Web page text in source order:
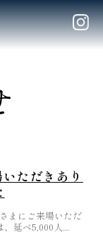
ただきあり
まにご来場いただ
延べ5,000人...